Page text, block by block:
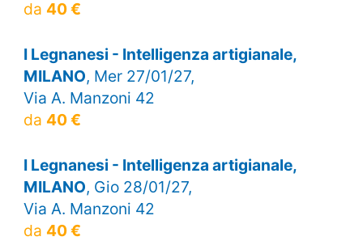
da 40 €
I Legnanesi - Intelligenza artigianale,
MILANO, Mer 27/01/27,
Via A. Manzoni 42
da 40 €
I Legnanesi - Intelligenza artigianale,
MILANO, Gio 28/01/27,
Via A. Manzoni 42
da 40 €